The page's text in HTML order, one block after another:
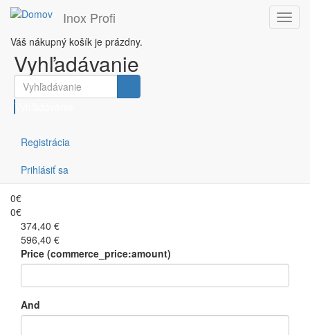
Skočiť na hlavný obsah
Inox Profi
Váš nákupný košík je prázdny.
Vyhľadávanie
Vyhľadávanie
Registrácia
Prihlásiť sa
Filtruj podľa ceny
Zvárané drezy
0€
0€
374,40 €
596,40 €
Price (commerce_price:amount)
And